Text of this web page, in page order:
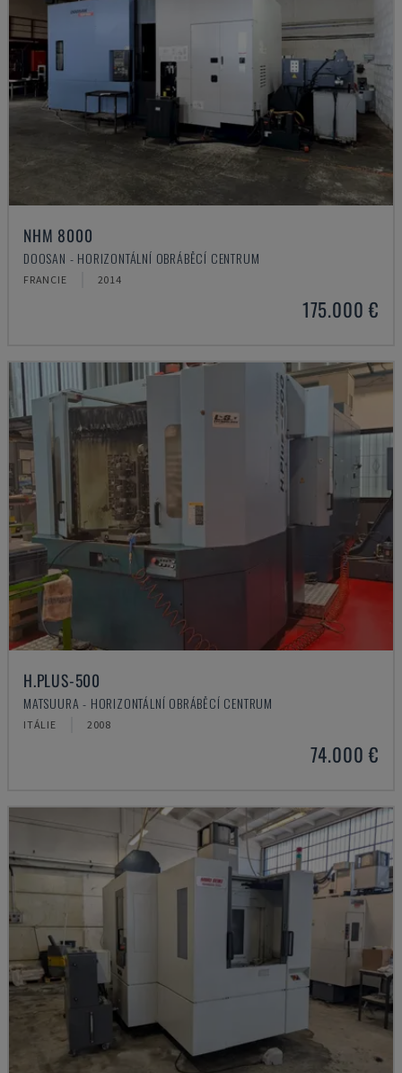
NHM 8000
DOOSAN - HORIZONTÁLNÍ OBRÁBĚCÍ CENTRUM
FRANCIE 2014
175.000 €
H.PLUS-500
MATSUURA - HORIZONTÁLNÍ OBRÁBĚCÍ CENTRUM
ITÁLIE 2008
74.000 €